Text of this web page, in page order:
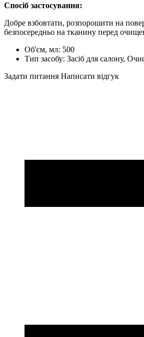
Спосіб застосування:
Добре взбовтати, розпорошити на
безпосередньо на тканину перед
Об'єм, мл: 500
Тип засобу: Засіб для салону,
Задати питання Написати відгук